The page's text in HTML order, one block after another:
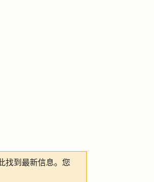
找到最新信息。您